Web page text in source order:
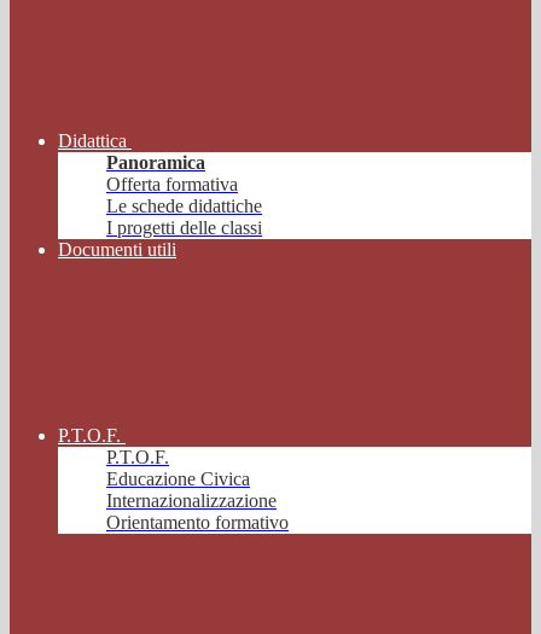
Didattica
Panoramica
Offerta formativa
Le schede didattiche
I progetti delle classi
Documenti utili
P.T.O.F.
P.T.O.F.
Educazione Civica
Internazionalizzazione
Orientamento formativo